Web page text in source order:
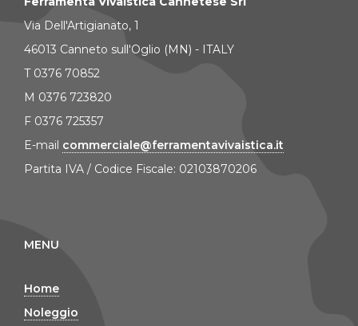
Via Dell'Artigianato, 1
46013 Canneto sull'Oglio (MN) - ITALY
T 0376 70852
M 0376 723820
F 0376 725357
E-mail commerciale@ferramentavivaistica.it
Partita IVA / Codice Fiscale: 02103870206
MENU
Home
Noleggio